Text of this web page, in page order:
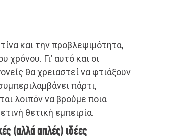
και την προβλεψιμότητα,
χρόνου. Γι’ αυτό και οι
θα χρειαστεί να φτιάξουν
πάρτι,
λοιπόν να βρούμε ποια
θετική εμπειρία.
(αλλά απλές) ιδέες